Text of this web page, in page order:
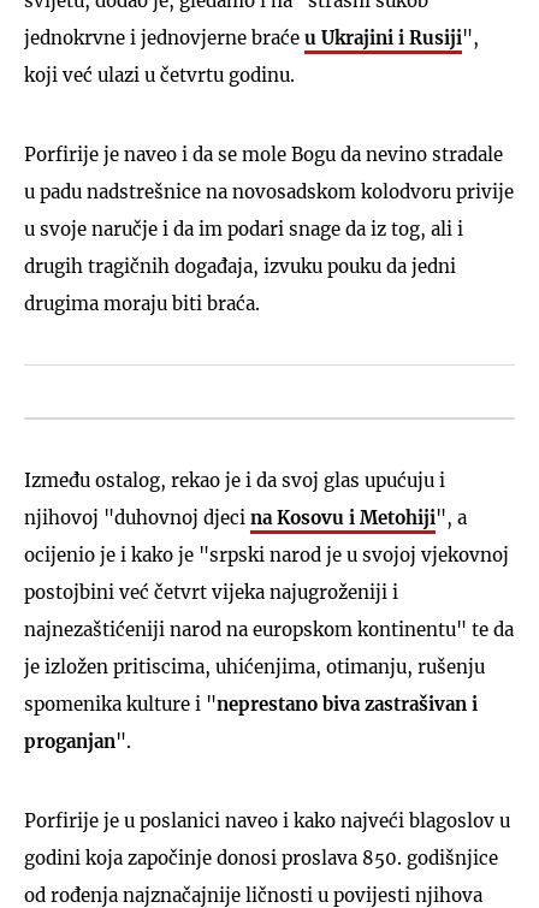
jednokrvne i jednovjerne braće u Ukrajini i Rusiji",
koji već ulazi u četvrtu godinu.
Porfirije je naveo i da se mole Bogu da nevino stradale
u padu nadstrešnice na novosadskom kolodvoru privije
u svoje naručje i da im podari snage da iz tog, ali i
drugih tragičnih događaja, izvuku pouku da jedni
drugima moraju biti braća.
Između ostalog, rekao je i da svoj glas upućuju i
njihovoj "duhovnoj djeci na Kosovu i Metohiji", a
ocijenio je i kako je "srpski narod je u svojoj vjekovnoj
postojbini već četvrt vijeka najugroženiji i
najnezaštićeniji narod na europskom kontinentu" te da
je izložen pritiscima, uhićenjima, otimanju, rušenju
spomenika kulture i "neprestano biva zastrašivan i
proganjan".
Porfirije je u poslanici naveo i kako najveći blagoslov u
godini koja započinje donosi proslava 850. godišnjice
od rođenja najznačajnije ličnosti u povijesti njihova